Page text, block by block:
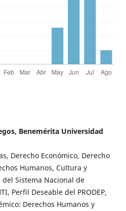
Benemérita Universidad
Derecho Económico, Derecho
Humanos, Cultura y
Sistema Nacional de
Perfil Deseable del PRODEP,
Derechos Humanos y